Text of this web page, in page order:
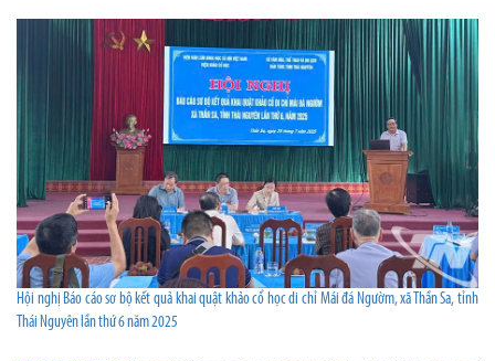
Hội nghị Báo cáo sơ bộ kết quả khai quật khảo cổ học di chỉ Mái đá Ngườm, xã Thần Sa, tỉnh
Thái Nguyên lần thứ 6 năm 2025